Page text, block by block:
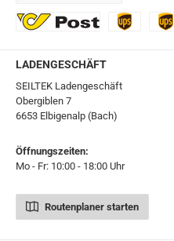
LADENGESCHÄFT
SEILTEK Ladengeschäft
Obergiblen 7
6653 Elbigenalp (Bach)
Öffnungszeiten:
Mo - Fr: 10:00 - 18:00 Uhr
Routenplaner starten